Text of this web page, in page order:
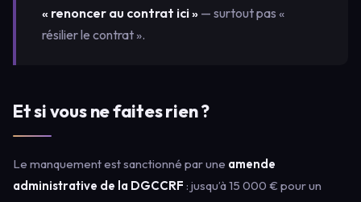
« renoncer au contrat ici » — surtout pas «
résilier le contrat ».
Et si vous ne faites rien ?
Le manquement est sanctionné par une amende
administrative de la DGCCRF : jusqu’à 15 000 € pour un